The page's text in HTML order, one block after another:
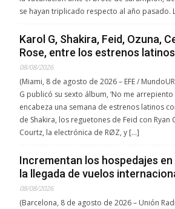
se hayan triplicado respecto al año pasado.
Karol G, Shakira, Feid, Ozuna,
Rose, entre los estrenos latinos
08/08/2026
(Miami, 8 de agosto de 2026 – EFE /
G publicó su sexto álbum, ‘No me arrepiento
encabeza una semana de estrenos latinos
de Shakira, los reguetones de Feid con Ryan
Courtz, la electrónica de RØZ, y […]
Incrementan los hospedajes
la llegada de vuelos
08/08/2026
(Barcelona, 8 de agosto de 2026 – Unión